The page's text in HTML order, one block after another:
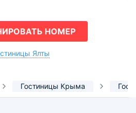
НОМЕР
Ялты
Гостиницы Крыма